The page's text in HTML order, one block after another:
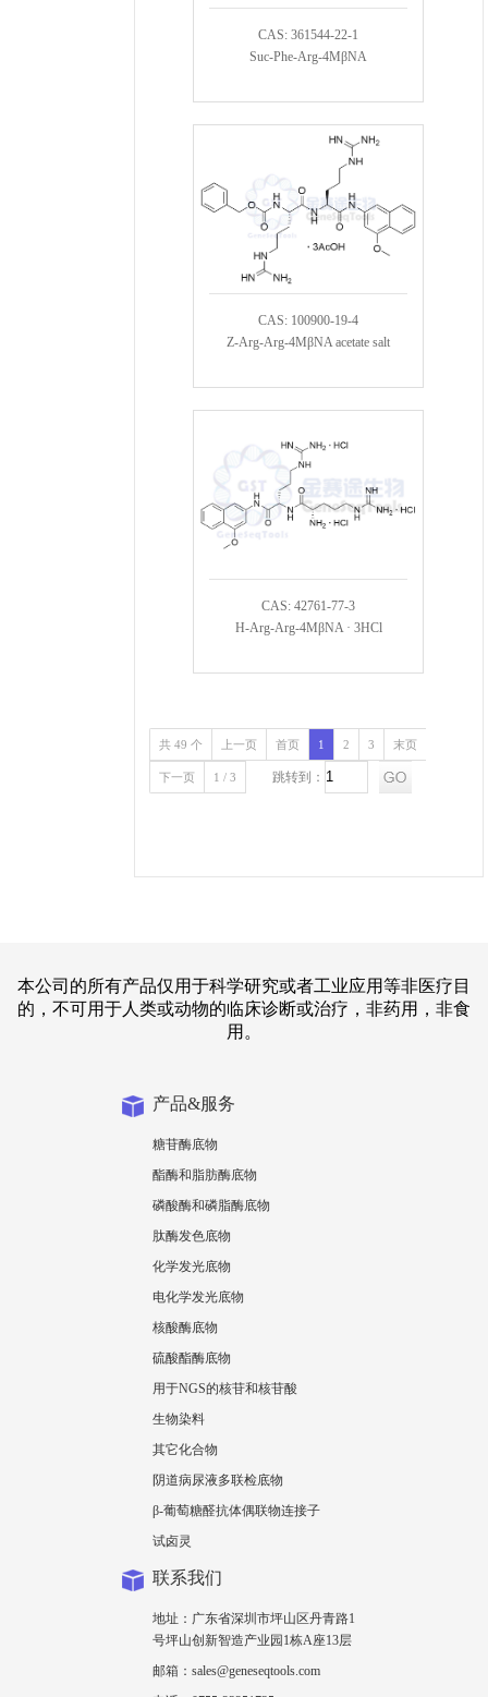
CAS: 361544-22-1
Suc-Phe-Arg-4MβNA
CAS: 100900-19-4
Z-Arg-Arg-4MβNA acetate salt
CAS: 42761-77-3
H-Arg-Arg-4MβNA · 3HCl
共 49 个 上一页 首页 1 2 3 末页
下一页 1 / 3 跳转到：
本公司的所有产品仅用于科学研究或者工业应用等非医疗目
的，不可用于人类或动物的临床诊断或治疗，非药用，非食
用。
产品&服务
糖苷酶底物
酯酶和脂肪酶底物
磷酸酶和磷脂酶底物
肽酶发色底物
化学发光底物
电化学发光底物
核酸酶底物
硫酸酯酶底物
用于NGS的核苷和核苷酸
生物染料
其它化合物
阴道病尿液多联检底物
β-葡萄糖醛抗体偶联物连接子
试卤灵
联系我们
地址：广东省深圳市坪山区丹青路1
号坪山创新智造产业园1栋A座13层
邮箱：sales@geneseqtools.com